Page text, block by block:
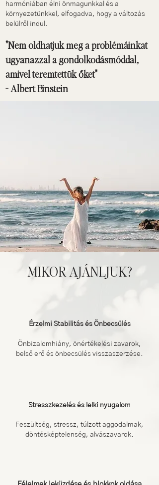
harmóniában élni önmagunkkal és a
környezetünkkel, elfogadva, hogy a változás
belülről indul.
"Nem oldhatjuk meg a problémáinkat
ugyanazzal a gondolkodásmóddal,
amivel teremtettük őket"
- Albert Einstein
MIKOR AJÁNLJUK?
Érzelmi Stabilitás és Önbecsülés
Önbizalomhiány, önértékelési zavarok,
belső erő és önbecsülés visszaszerzése.
Stresszkezelés és lelki nyugalom
Feszültség, stressz, túlzott aggodalmak,
döntésképtelenség, alvászavarok.